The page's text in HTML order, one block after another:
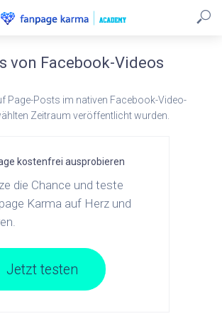
von Facebook-Videos
Page-Posts im nativen Facebook-Video-
Zeitraum veröffentlicht wurden.
kostenfrei ausprobieren
die Chance und teste
Karma auf Herz und
Jetzt testen